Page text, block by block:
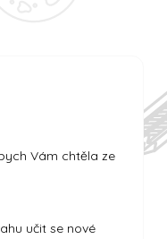
Vám chtěla ze
učit se nové